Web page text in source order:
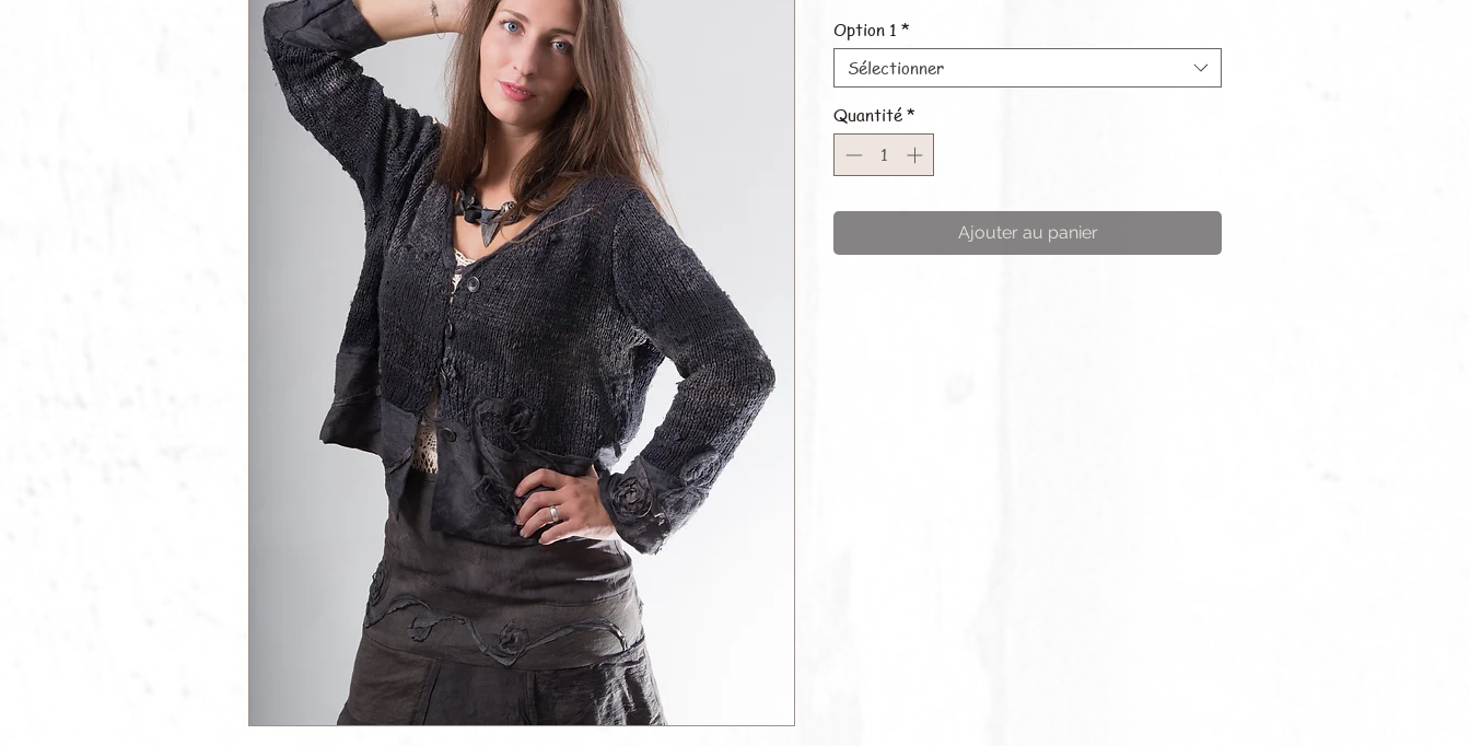
Option 1 *
Sélectionner
Quantité *
Ajouter au panier